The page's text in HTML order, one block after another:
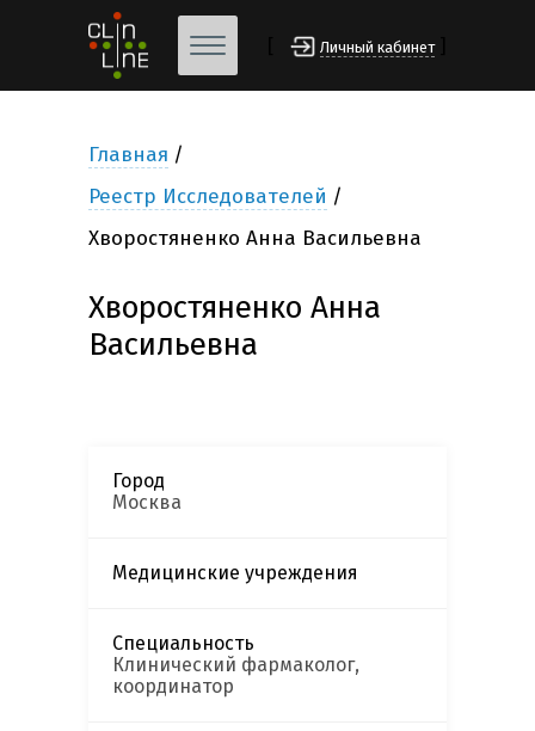
Личный кабинет
Главная
Реестр Исследователей
Хворостяненко Анна Васильевна
Хворостяненко Анна
Васильевна
Город
Москва
Медицинские учреждения
Специальность
Клинический фармаколог,
координатор